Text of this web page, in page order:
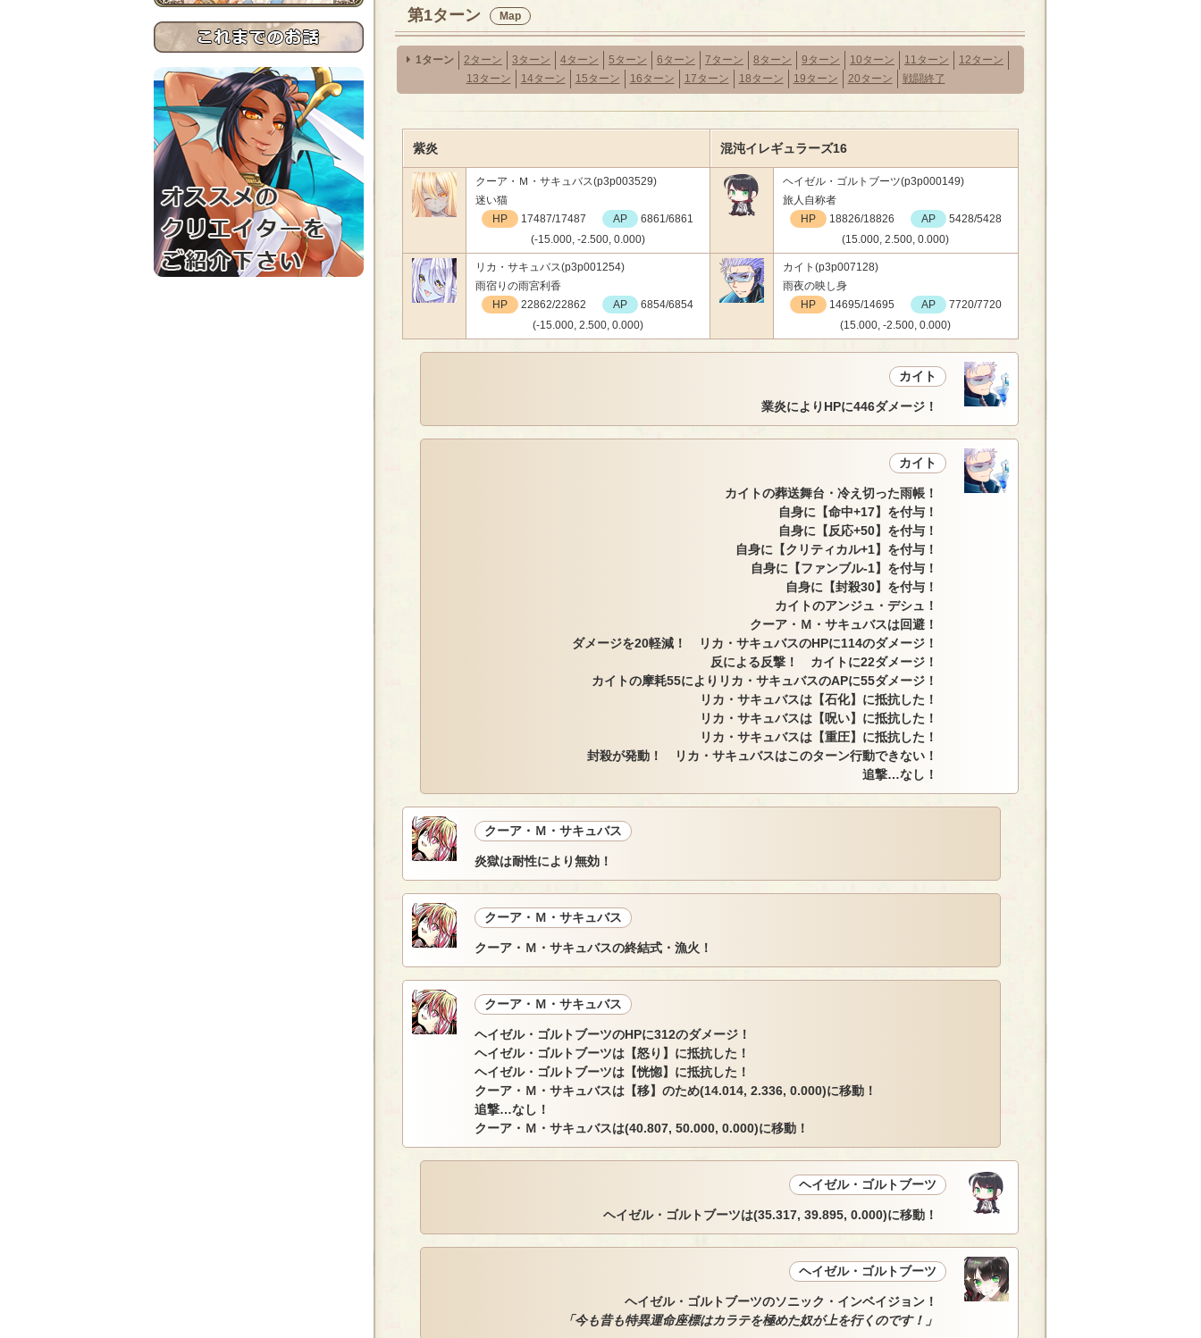
第1ターン Map
1ターン 2ターン 3ターン 4ターン 5ターン 6ターン 7ターン 8ターン 9ターン 10ターン 11ターン
12ターン
13ターン
14ターン 15ターン 16ターン 17ターン 18ターン 19ターン 20ターン 戦闘終了
紫炎 混沌イレギュラーズ16
クーア・Ｍ・サキュバス(p3p003529)
迷い猫
HP
17487/17487 AP
6861/6861
(-15.000, -2.500, 0.000)
ヘイゼル・ゴルトブーツ(p3p000149)
旅人自称者
HP
18826/18826 AP
5428/5428
(15.000, 2.500, 0.000)
リカ・サキュバス(p3p001254)
雨宿りの雨宮利香
HP
22862/22862 AP
6854/6854
(-15.000, 2.500, 0.000)
カイト(p3p007128)
雨夜の映し身
HP
14695/14695 AP
7720/7720
(15.000, -2.500, 0.000)
カイト
業炎によりHPに446ダメージ！
カイト
カイトの葬送舞台・冷え切った雨帳！
自身に【命中+17】を付与！
自身に【反応+50】を付与！
自身に【クリティカル+1】を付与！
自身に【ファンブル-1】を付与！
自身に【封殺30】を付与！
カイトのアンジュ・デシュ！
クーア・Ｍ・サキュバスは回避！
ダメージを20軽減！ リカ・サキュバスのHPに114のダメージ！
反による反撃！ カイトに22ダメージ！
カイトの摩耗55によりリカ・サキュバスのAPに55ダメージ！
リカ・サキュバスは【石化】に抵抗した！
リカ・サキュバスは【呪い】に抵抗した！
リカ・サキュバスは【重圧】に抵抗した！
封殺が発動！ リカ・サキュバスはこのターン行動できない！
追撃…なし！
クーア・Ｍ・サキュバス
炎獄は耐性により無効！
クーア・Ｍ・サキュバス
クーア・Ｍ・サキュバスの終結式・漁火！
クーア・Ｍ・サキュバス
ヘイゼル・ゴルトブーツのHPに312のダメージ！
ヘイゼル・ゴルトブーツは【怒り】に抵抗した！
ヘイゼル・ゴルトブーツは【恍惚】に抵抗した！
クーア・Ｍ・サキュバスは【移】のため(14.014, 2.336, 0.000)に移動！
追撃…なし！
クーア・Ｍ・サキュバスは(40.807, 50.000, 0.000)に移動！
ヘイゼル・ゴルトブーツ
ヘイゼル・ゴルトブーツは(35.317, 39.895, 0.000)に移動！
ヘイゼル・ゴルトブーツ
ヘイゼル・ゴルトブーツのソニック・インベイジョン！
「今も昔も特異運命座標はカラテを極めた奴が上を行くのです！」